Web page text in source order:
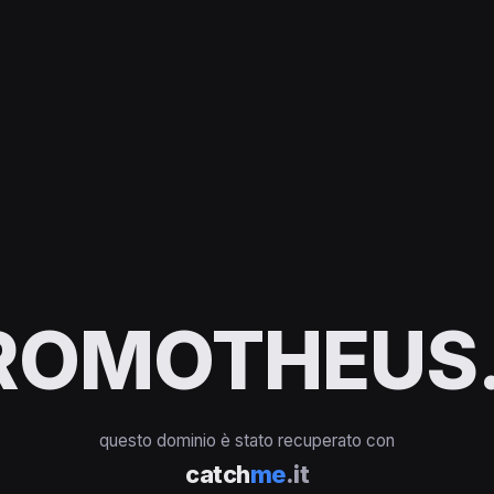
questo dominio è stato recuperato con
catchme.it